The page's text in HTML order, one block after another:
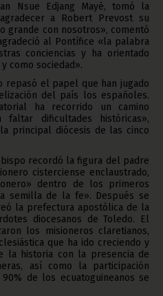
Nsue Edjang Mayé, tomó la
a Robert Prevost su
grande con nosotros», comentó
al Pontífice «la palabra
conciencias y ha orientado
como sociedad».
repasó el papel que han jugado
del país los españoles.
ha recorrido un camino
dificultades históricas»,
principal diócesis de las cinco
recordó la figura del padre
cisterciense enclaustrado,
dentro de los primeros
semilla de la fe». Después se
la prefectura apostólica de la
diocesanos de Toledo. El
los misioneros claretianos,
que ha ido creciendo y
la historia con la presencia de
así como la participación
de los ecuatoguineanos se